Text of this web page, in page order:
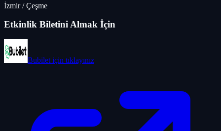
İzmir/Çeşme
Etkinlik Biletini Almak İçin
Bubilet için tıklayınız